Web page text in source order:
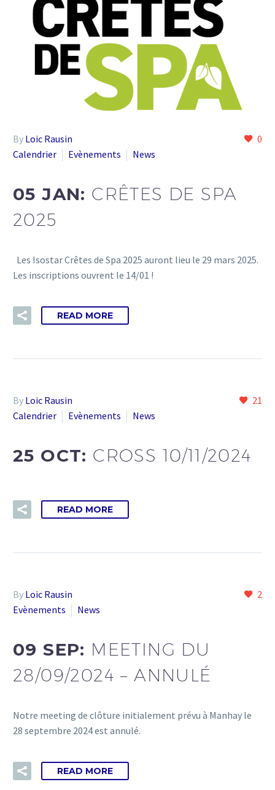
0
By Loic Rausin
Calendrier
Evènements News
05 JAN: CRÊTES DE SPA
2025
Les Isostar Crêtes de Spa 2025 auront lieu le 29 mars 2025.
Les inscriptions ouvrent le 14/01 !
READ MORE
21
By Loic Rausin
Calendrier
Evènements News
25 OCT: CROSS 10/11/2024
READ MORE
2
By Loic Rausin
Evènements
News
09 SEP: MEETING DU
28/09/2024 – ANNULÉ
Notre meeting de clôture initialement prévu à Manhay le
28 septembre 2024 est annulé.
READ MORE